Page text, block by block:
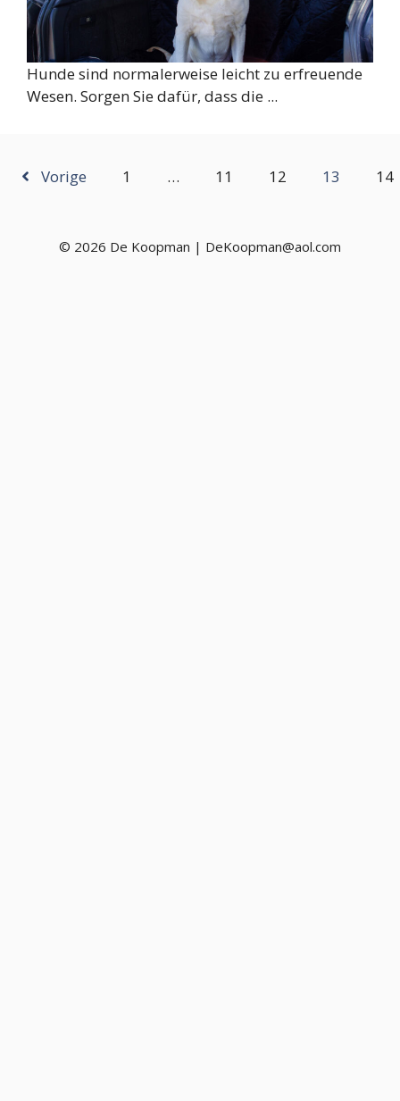
Hunde sind normalerweise leicht zu erfreuende
Wesen. Sorgen Sie dafür, dass die ...
Vorige 1 … 11 12 13 14
© 2026 De Koopman | DeKoopman@aol.com